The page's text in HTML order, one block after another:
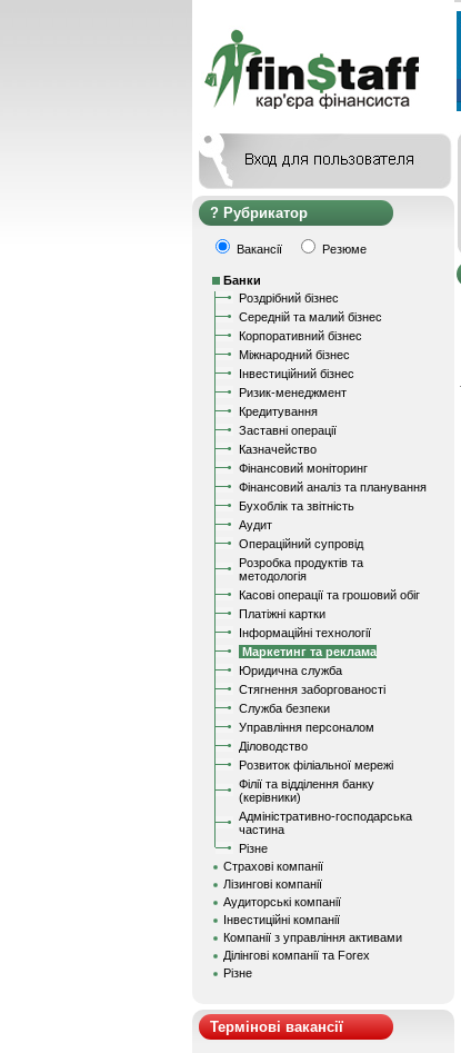
Рубрикатор
Вакансії Резюме
Банки
Роздрібний бізнес
Середній та малий бізнес
Корпоративний бізнес
Міжнародний бізнес
Інвестиційний бізнес
Ризик-менеджмент
Кредитування
Заставні операції
Казначейство
Фінансовий моніторинг
Фінансовий аналіз та планування
Бухоблік та звітність
Аудит
Операційний супровід
Розробка продуктів та
методологія
Касові операції та грошовий обіг
Платіжні картки
Інформаційні технології
Маркетинг та реклама
Юридична служба
Стягнення заборгованості
Служба безпеки
Управління персоналом
Діловодство
Розвиток філіальної мережі
Філії та відділення банку
(керівники)
Адміністративно-господарська
частина
Різне
Страхові компанії
Лізингові компанії
Аудиторські компанії
Інвестиційні компанії
Компанії з управління активами
Ділінгові компанії та Forex
Різне
Термінові вакансії